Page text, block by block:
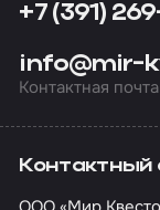
+7 (391)
info@mir-
Контактная почта
Контактный